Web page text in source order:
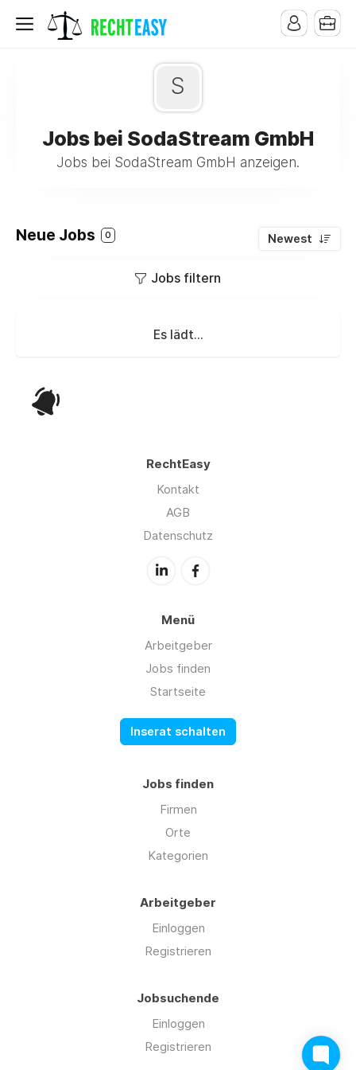
S
Jobs bei SodaStream GmbH
Jobs bei SodaStream GmbH anzeigen.
Neue Jobs 0 Newest
Jobs filtern
Es lädt...
RechtEasy
Kontakt
AGB
Datenschutz
Menü
Arbeitgeber
Jobs finden
Startseite
Inserat schalten
Jobs finden
Firmen
Orte
Kategorien
Arbeitgeber
Einloggen
Registrieren
Jobsuchende
Einloggen
Registrieren